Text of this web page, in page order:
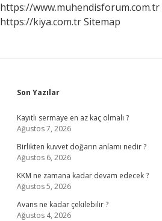
https://www.muhendisforum.com.tr
https://kiya.com.trSitemap
Sidebar
Son Yazılar
Kayıtlı sermaye en az kaç olmalı ?
Ağustos 7, 2026
Birlikten kuvvet doğarın anlamı nedir ?
Ağustos 6, 2026
KKM ne zamana kadar devam edecek ?
Ağustos 5, 2026
Avans ne kadar çekilebilir ?
Ağustos 4, 2026